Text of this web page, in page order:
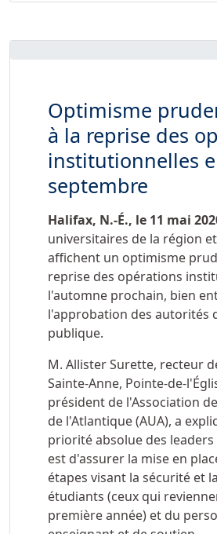
Optimisme
à la reprise des
institutionnelles
septembre
Halifax, N.-É., le 11 mai
universitaires de la région
affichent un optimisme
reprise des opérations
l'automne prochain, bien
l'approbation des autorités
publique.
M. Allister Surette, recteur
Sainte-Anne, Pointe-de-
président de l'Association
de l'Atlantique (AUA), a
priorité absolue des
est d'assurer la mise en
étapes visant la sécurité et
étudiants (ceux qui
première année) et du